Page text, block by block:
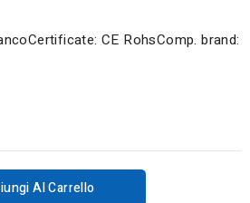
CE RohsComp. brand:
Al Carrello